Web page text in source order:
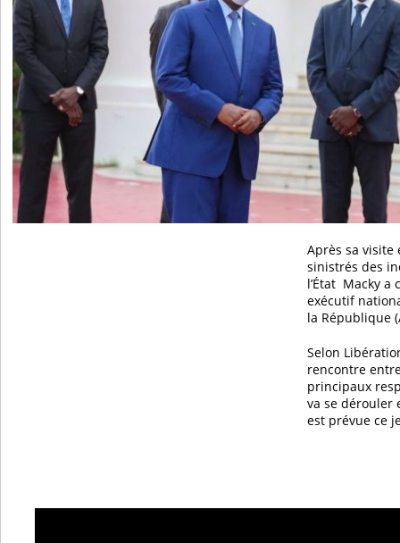
Après sa visite
sinistrés des
l’État Macky a
exécutif
la République
Selon
rencontre
principaux
va se dérouler
est prévue ce